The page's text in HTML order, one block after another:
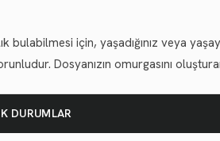
bulabilmesi için, yaşadığınız veya
Dosyanızın omurgasını
DURUMLAR